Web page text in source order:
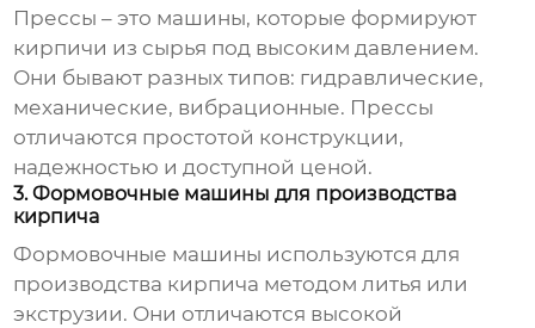
Прессы – это машины, которые формируют
кирпичи из сырья под высоким давлением.
Они бывают разных типов: гидравлические,
механические, вибрационные. Прессы
отличаются простотой конструкции,
надежностью и доступной ценой.
3. Формовочные машины для производства
кирпича
Формовочные машины используются для
производства кирпича методом литья или
экструзии. Они отличаются высокой